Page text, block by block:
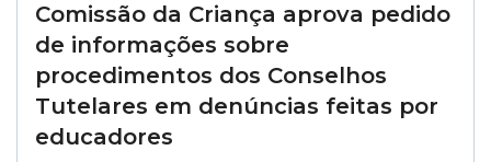
Comissão da Criança aprova pedido
de informações sobre
procedimentos dos Conselhos
Tutelares em denúncias feitas por
educadores